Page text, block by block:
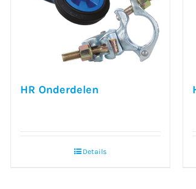
HR Onderdelen
Details